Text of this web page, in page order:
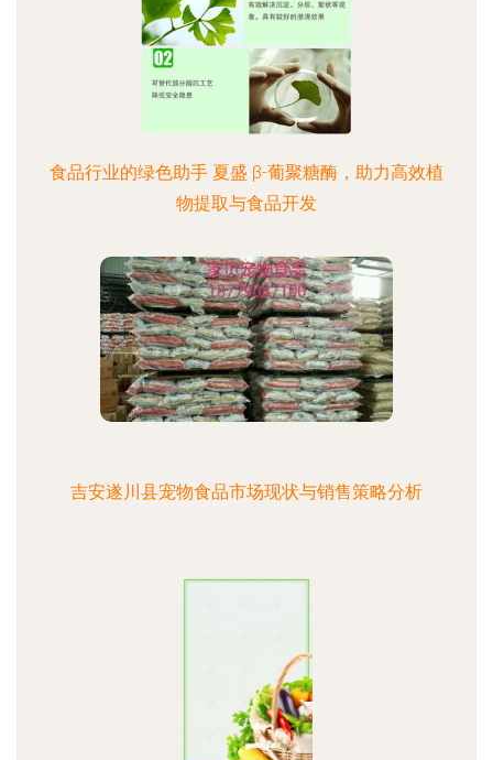
食品行业的绿色助手 夏盛 β-葡聚糖酶，助力高效植
物提取与食品开发
吉安遂川县宠物食品市场现状与销售策略分析